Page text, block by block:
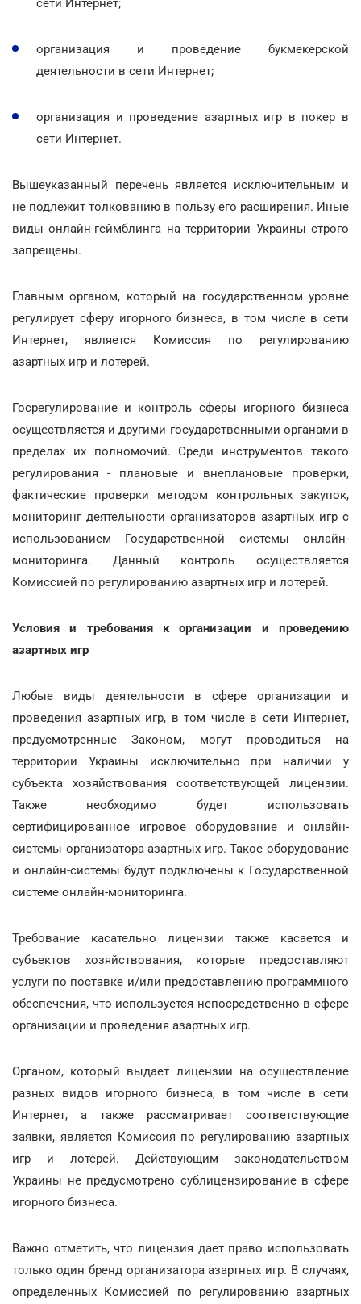
сети Интернет;
организация и проведение букмекерской
деятельности в сети Интернет;
организация и проведение азартных игр в покер в
сети Интернет.
Вышеуказанный перечень является исключительным и
не подлежит толкованию в пользу его расширения. Иные
виды онлайн-геймблинга на территории Украины строго
запрещены.
Главным органом, который на государственном уровне
регулирует сферу игорного бизнеса, в том числе в сети
Интернет, является Комиссия по регулированию
азартных игр и лотерей.
Госрегулирование и контроль сферы игорного бизнеса
осуществляется и другими государственными органами в
пределах их полномочий. Среди инструментов такого
регулирования - плановые и внеплановые проверки,
фактические проверки методом контрольных закупок,
мониторинг деятельности организаторов азартных игр с
использованием Государственной системы онлайн-
мониторинга. Данный контроль осуществляется
Комиссией по регулированию азартных игр и лотерей.
Условия и требования к организации и проведению
азартных игр
Любые виды деятельности в сфере организации и
проведения азартных игр, в том числе в сети Интернет,
предусмотренные Законом, могут проводиться на
территории Украины исключительно при наличии у
субъекта хозяйствования соответствующей лицензии.
Также необходимо будет использовать
сертифицированное игровое оборудование и онлайн-
системы организатора азартных игр. Такое оборудование
и онлайн-системы будут подключены к Государственной
системе онлайн-мониторинга.
Требование касательно лицензии также касается и
субъектов хозяйствования, которые предоставляют
услуги по поставке и/или предоставлению программного
обеспечения, что используется непосредственно в сфере
организации и проведения азартных игр.
Органом, который выдает лицензии на осуществление
разных видов игорного бизнеса, в том числе в сети
Интернет, а также рассматривает соответствующие
заявки, является Комиссия по регулированию азартных
игр и лотерей. Действующим законодательством
Украины не предусмотрено сублицензирование в сфере
игорного бизнеса.
Важно отметить, что лицензия дает право использовать
только один бренд организатора азартных игр. В случаях,
определенных Комиссией по регулированию азартных